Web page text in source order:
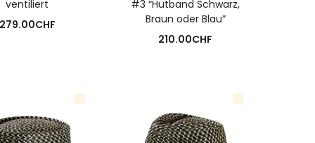
ventiliert
CHF
#3 “Hutband Schwarz,
Braun oder Blau”
210.00CHF